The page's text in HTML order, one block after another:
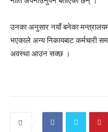
उनका अनुसार नयाँ बनेका
भएकाले अन्य निकायबाट कर्मचारी
अवस्था आउन सक्छ ।